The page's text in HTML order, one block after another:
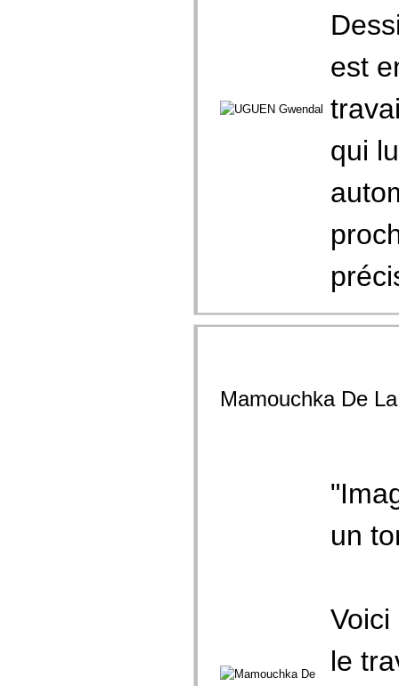
est
qui
Mamouchka De
un
le